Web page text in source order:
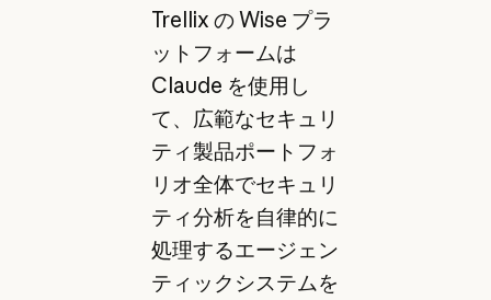
Trellix の Wise プラ
ットフォームは
Claude を使用し
て、広範なセキュリ
ティ製品ポートフォ
リオ全体でセキュリ
ティ分析を自律的に
処理するエージェン
ティックシステムを